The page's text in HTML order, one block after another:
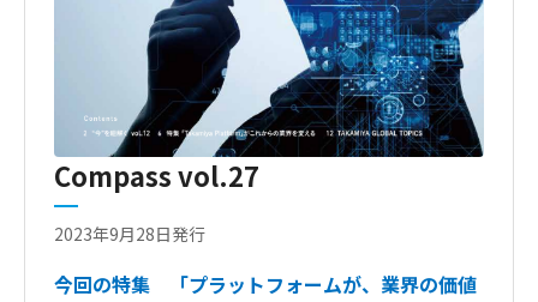
Compass vol.27
2023年9月28日発行
今回の特集 「プラットフォームが、業界の価値